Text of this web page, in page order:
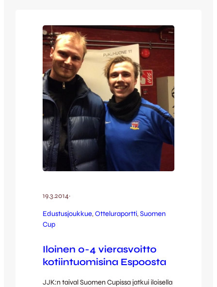
tekonurmella tiistaina 1.4. klo 18:00.
Vehkalla sittenkin peli lauantaina Cup-
junan puksuttaessa JJK:lla on ilouutisia
kerrottavana myös…
19.3.2014·
Edustusjoukkue, Otteluraportti, Suomen
Cup
Iloinen 0-4 vierasvoitto
kotiintuomisina Espoosta
JJK:n taival Suomen Cupissa jatkui iloisella